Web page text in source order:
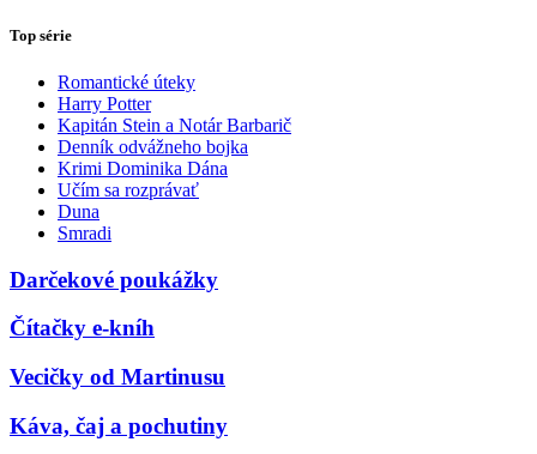
Top série
Romantické úteky
Harry Potter
Kapitán Stein a Notár Barbarič
Denník odvážneho bojka
Krimi Dominika Dána
Učím sa rozprávať
Duna
Smradi
Darčekové poukážky
Čítačky e-kníh
Vecičky od Martinusu
Káva, čaj a pochutiny